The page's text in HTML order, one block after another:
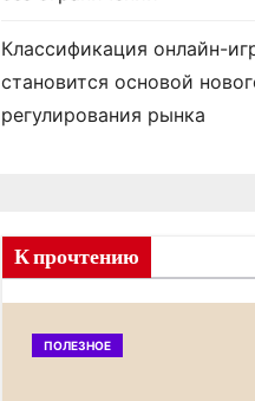
Классификация онлайн-
становится основой
регулирования рынка
К прочтению
ПОЛЕЗНОЕ